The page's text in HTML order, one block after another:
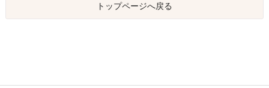
トップページへ戻る